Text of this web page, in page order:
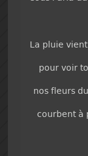
La pluie
pour voir
nos fleurs
courbent à